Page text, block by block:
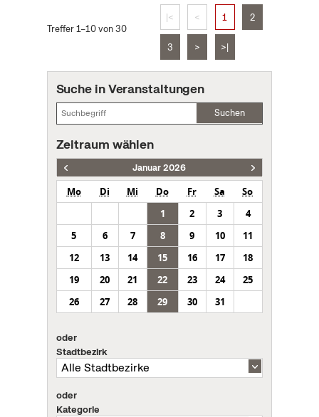
Treffer 1–10 von 30
|< < 1 2
3 > >|
Suche in Veranstaltungen
Suchen
Zeitraum wählen
Januar 2026
Mo Di Mi Do Fr Sa
So
1
2 3
4
5
6 7 8 9 10
11
12
13 14 15 16 17
18
19
20 21 22 23 24
25
26
27 28 29 30 31
oder
Stadtbezirk
oder
Kategorie